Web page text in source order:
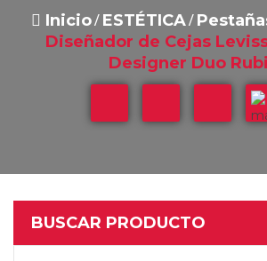
Inicio ESTÉTICA
Diseñador de Cejas
Designer Duo
BUSCAR PRODUCTO